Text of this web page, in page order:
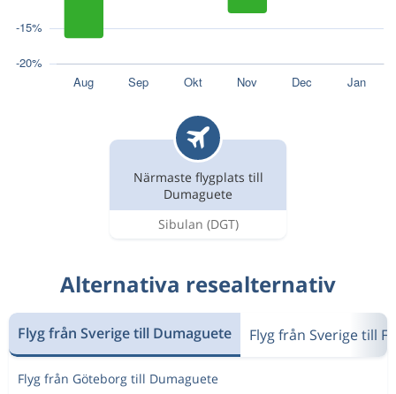
Närmaste flygplats till
Dumaguete
Sibulan (DGT)
Alternativa resealternativ
Flyg från Sverige till Dumaguete Flyg från Sverige till
Flyg från Göteborg till Dumaguete